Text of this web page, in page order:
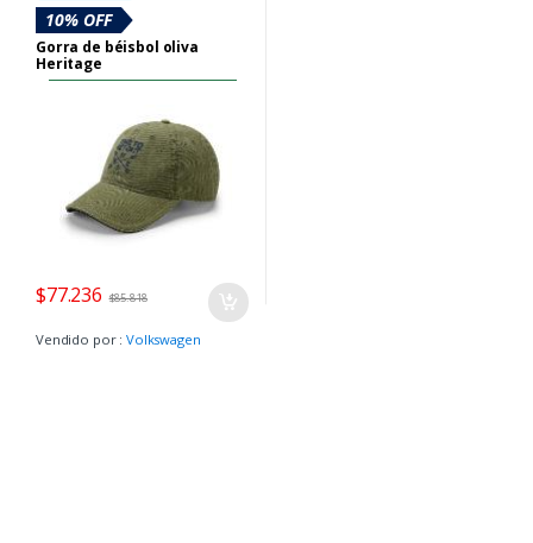
10% OFF
Gorra de béisbol oliva
Heritage
$77.236 $85.818
Vendido por :Volkswagen